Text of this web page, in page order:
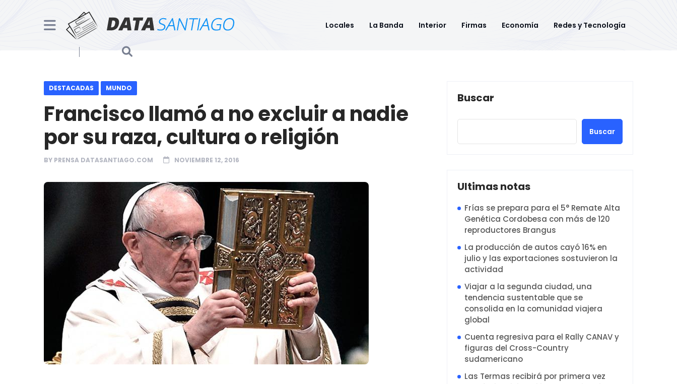
Locales La Banda Interior Firmas Economía Redes y Tecnología
DESTACADAS MUNDO
Francisco llamó a no excluir a nadie
por su raza, cultura o religión
BY PRENSA DATASANTIAGO.COM NOVIEMBRE 12, 2016
Buscar
Buscar
Ultimas notas
Frías se prepara para el 5° Remate Alta
Genética Cordobesa con más de 120
reproductores Brangus
La producción de autos cayó 16% en
julio y las exportaciones sostuvieron la
actividad
Viajar a la segunda ciudad, una
tendencia sustentable que se
consolida en la comunidad viajera
global
Cuenta regresiva para el Rally CANAV y
figuras del Cross-Country
sudamericano
Las Termas recibirá por primera vez